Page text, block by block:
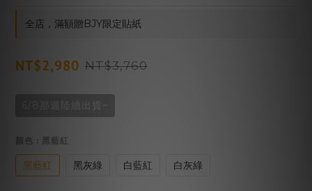
全店，滿額贈BJY限定貼紙
NT$2,980 NT$3,760
6/8那週陸續出貨~
顏色 : 黑藍紅
黑藍紅 黑灰綠 白藍紅 白灰綠